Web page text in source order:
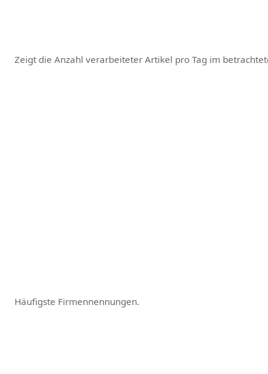
Zeigt die Anzahl verarbeiteter Artikel pro Tag im
Häufigste Firmennennungen.